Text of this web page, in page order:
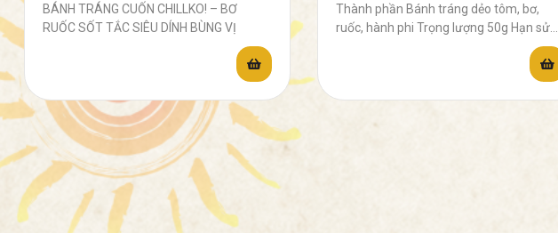
BÁNH TRÁNG CUỐN CHILLKO! – BƠ
RUỐC SỐT TẮC SIÊU DÍNH BÙNG VỊ
Thành phần Bánh tráng dẻo tôm, bơ,
ruốc, hành phi Trọng lượng 50g Hạn sử…